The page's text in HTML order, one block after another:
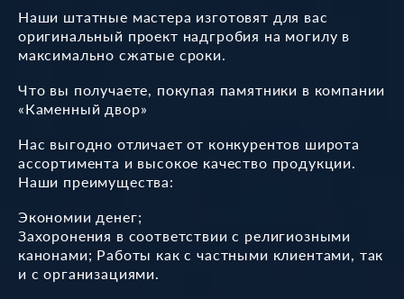
Наши штатные мастера изготовят для вас
оригинальный проект надгробия на могилу в
максимально сжатые сроки.
Что вы получаете, покупая памятники в компании
«Каменный двор»
Нас выгодно отличает от конкурентов широта
ассортимента и высокое качество продукции.
Наши преимущества:
Экономии денег;
Захоронения в соответствии с религиозными
канонами; Работы как с частными клиентами, так
и с организациями.